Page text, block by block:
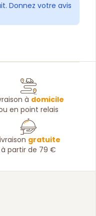
Donnez votre avis
à domicile
en point relais
gratuite
à partir de 79 €